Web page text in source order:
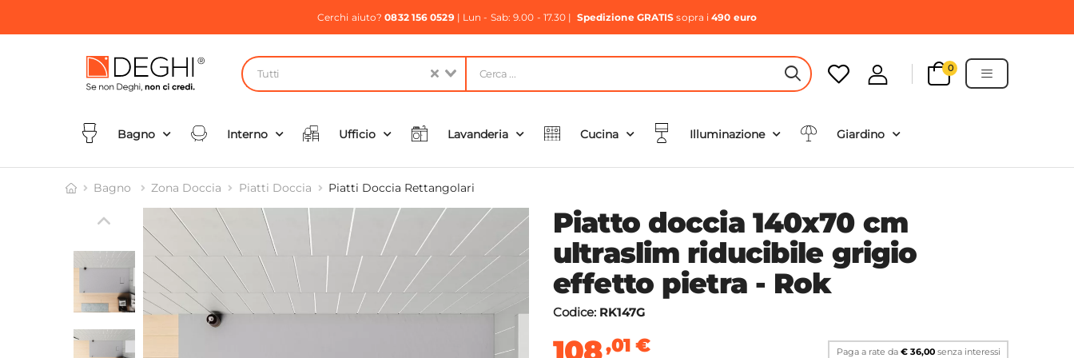
Cerchi aiuto?0832 156 0529| Lun - Sab: 9.00 - 17.30 | Spedizione GRATIS sopra i490 euro
Tutti HEADER SEARCH BUTTON
0
Bagno Interno Ufficio Lavanderia Cucina Illuminazione Giardino
Bagno Zona Doccia Piatti Doccia Piatti Doccia Rettangolari
Piatto doccia 140x70 cm
ultraslim riducibile grigio
effetto pietra - Rok
Codice: RK147G
,01 € Paga a rate da € 36,00senza interessi